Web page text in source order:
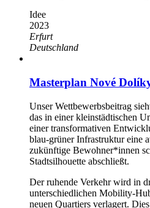
Idee
2023
Erfurt
Deutschland
Masterplan Nové
Unser Wettbewerbsbeitrag
das in einer kleinstädtischen
einer transformativen
blau-grüner Infrastruktur eine
zukünftige Bewohner*innen
Stadtsilhouette abschließt.
Der ruhende Verkehr wird in
unterschiedlichen Mobility-
neuen Quartiers verlagert.